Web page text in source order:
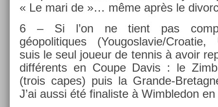
« Le mari de »… même après le
6 – Si l’on ne tient pas
géopolitiques (Yougos­lavie/
suis le seul joueur de ten­nis à avoir
différents en Coupe Davis : le
(trois capes) puis la Grande-
J’ai aussi été fin­alis­te à Wimbledon